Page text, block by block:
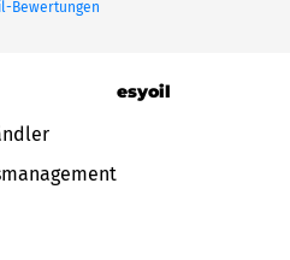
Bewertungen
esyoil